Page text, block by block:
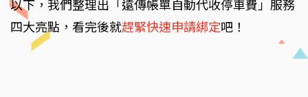
以下，我們整理出「遠傳帳單自動代收停車費」服務
四大亮點，看完後就趕緊快速申請綁定吧！